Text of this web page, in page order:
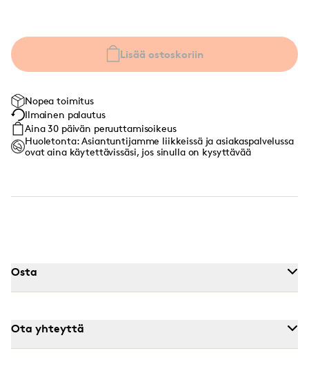
Lisää ostoskoriin
Nopea toimitus
Ilmainen palautus
Aina 30 päivän peruuttamisoikeus
Huoletonta: Asiantuntijamme liikkeissä ja asiakaspalvelussa
ovat aina käytettävissäsi, jos sinulla on kysyttävää
Osta
Ota yhteyttä